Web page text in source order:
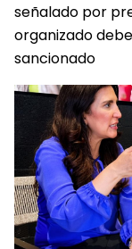
señalado por
organizado
sancionado